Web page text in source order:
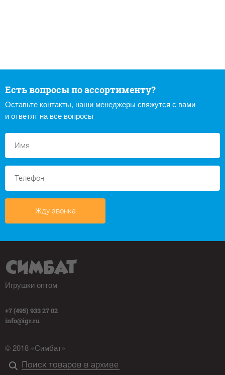
Есть вопросы по ассортименту?
Оставьте контакты, наши менеджеры свяжутся с вами
и ответят на все вопросы
Жду звонка
Игрушки оптом
+7 (495) 933 27 02
info@igr.ru
© 2018 «Симбат»